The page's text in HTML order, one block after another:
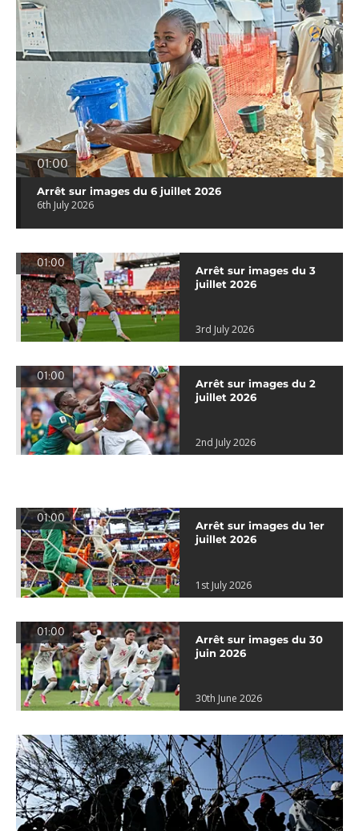
01:00
Arrêt sur images du 6 juillet 2026
6th July 2026
01:00
Arrêt sur images du 3
juillet 2026
3rd July 2026
01:00
Arrêt sur images du 2
juillet 2026
2nd July 2026
01:00
Arrêt sur images du 1er
juillet 2026
1st July 2026
01:00
Arrêt sur images du 30
juin 2026
30th June 2026